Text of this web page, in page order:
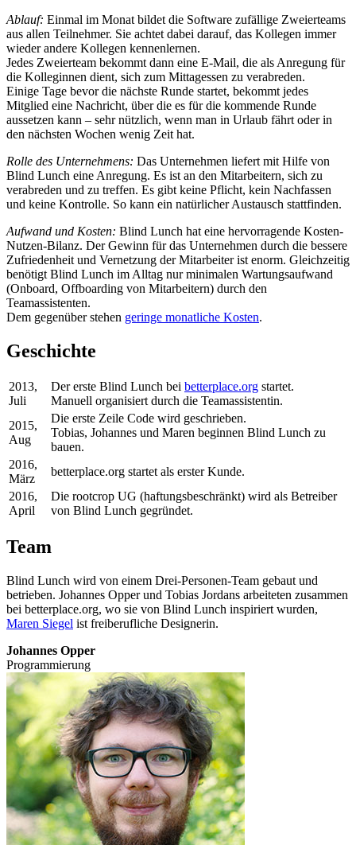
Ablauf: Einmal im Monat bildet die Software zufällige Zweierteams
aus allen Teilnehmer. Sie achtet dabei darauf, das Kollegen immer
wieder andere Kollegen kennenlernen.
Jedes Zweierteam bekommt dann eine E-Mail, die als Anregung für
die Kolleginnen dient, sich zum Mittagessen zu verabreden.
Einige Tage bevor die nächste Runde startet, bekommt jedes
Mitglied eine Nachricht, über die es für die kommende Runde
aussetzen kann – sehr nützlich, wenn man in Urlaub fährt oder in
den nächsten Wochen wenig Zeit hat.
Rolle des Unternehmens: Das Unternehmen liefert mit Hilfe von
Blind Lunch eine Anregung. Es ist an den Mitarbeitern, sich zu
verabreden und zu treffen. Es gibt keine Pflicht, kein Nachfassen
und keine Kontrolle. So kann ein natürlicher Austausch stattfinden.
Aufwand und Kosten: Blind Lunch hat eine hervorragende Kosten-
Nutzen-Bilanz. Der Gewinn für das Unternehmen durch die bessere
Zufriedenheit und Vernetzung der Mitarbeiter ist enorm. Gleichzeitig
benötigt Blind Lunch im Alltag nur minimalen Wartungsaufwand
(Onboard, Offboarding von Mitarbeitern) durch den
Teamassistenten.
Dem gegenüber stehen geringe monatliche Kosten.
Geschichte
2013,
Juli
Der erste Blind Lunch bei betterplace.org startet.
Manuell organisiert durch die Teamassistentin.
2015,
Aug
Die erste Zeile Code wird geschrieben.
Tobias, Johannes und Maren beginnen Blind Lunch zu
bauen.
2016,
März
betterplace.org startet als erster Kunde.
2016,
April
Die rootcrop UG (haftungsbeschränkt) wird als Betreiber
von Blind Lunch gegründet.
Team
Blind Lunch wird von einem Drei-Personen-Team gebaut und
betrieben. Johannes Opper und Tobias Jordans arbeiteten zusammen
bei betterplace.org, wo sie von Blind Lunch inspiriert wurden,
Maren Siegel ist freiberufliche Designerin.
Johannes Opper
Programmierung